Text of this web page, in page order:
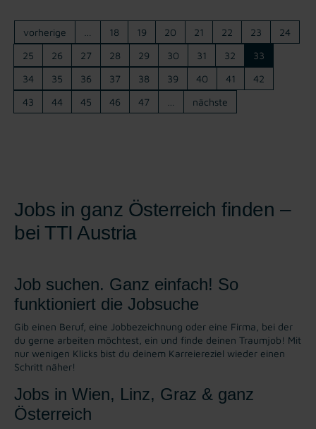
vorherige 18 19 20 21 22 23
24
25
26 27 28 29 30 31 32
33
34
35 36 37 38 39 40 41
42
43
44 45 46 47 nächste
Jobs in ganz Österreich finden –
bei TTI Austria
Job suchen. Ganz einfach! So
funktioniert die Jobsuche
Gib einen Beruf, eine Jobbezeichnung oder eine Firma, bei der
du gerne arbeiten möchtest, ein und finde deinen Traumjob! Mit
nur wenigen Klicks bist du deinem Karreiereziel wieder einen
Schritt näher!
Jobs in Wien, Linz, Graz & ganz
Österreich